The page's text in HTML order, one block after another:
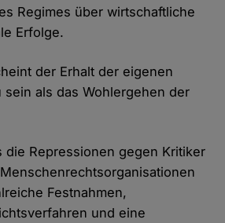
Regimes über wirtschaftliche
Erfolge.
der Erhalt der eigenen
als das Wohlergehen der
die Repressionen gegen Kritiker
Festnahmen,
und eine